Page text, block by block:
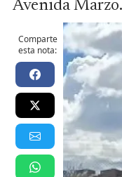
Avenida Marzo.
Comparte
esta nota: